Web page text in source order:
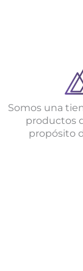
Somos una
productos
propósito